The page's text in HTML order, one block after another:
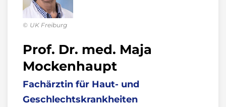
Prof. Dr. med. Maja
Mockenhaupt
Fachärztin für Haut- und
Geschlechtskrankheiten
UK Freiburg